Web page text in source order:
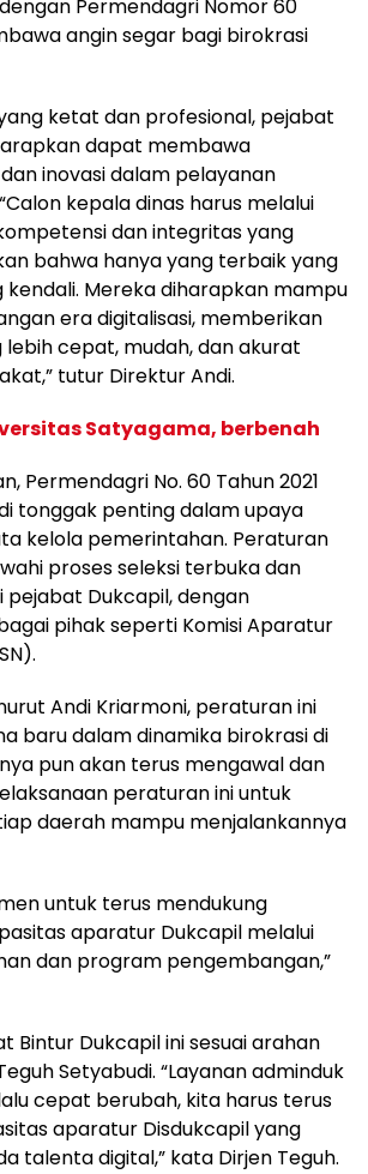
Permendagri Nomor 60
angin segar bagi birokrasi
ketat dan profesional, pejabat
dapat membawa
inovasi dalam pelayanan
kepala dinas harus melalui
dan integritas yang
bahwa hanya yang terbaik yang
kendali. Mereka diharapkan mampu
era digitalisasi, memberikan
cepat, mudah, dan akurat
tutur Direktur Andi.
Satyagama, berbenah
Permendagri No. 60 Tahun 2021
tonggak penting dalam upaya
kelola pemerintahan. Peraturan
proses seleksi terbuka dan
Dukcapil, dengan
pihak seperti Komisi Aparatur
Andi Kriarmoni, peraturan ini
baru dalam dinamika birokrasi di
pun akan terus mengawal dan
peraturan ini untuk
daerah mampu menjalankannya
untuk terus mendukung
aparatur Dukcapil melalui
dan program pengembangan,”
Bintur Dukcapil ini sesuai arahan
Setyabudi. “Layanan adminduk
cepat berubah, kita harus terus
aparatur Disdukcapil yang
talenta digital,” kata Dirjen Teguh.